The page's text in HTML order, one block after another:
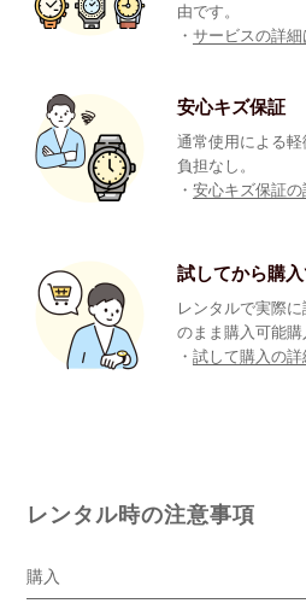
由です。
・サービスの詳細
安心キズ保証
通常使用による
負担なし。
・安心キズ保証の
試してから購
レンタルで実際
のまま購入可能購
・試して購入の詳
レンタル時の注意事項
購入